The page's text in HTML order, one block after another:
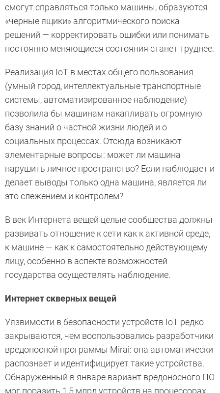
смогут справляться только машины, образуются
«черные ящики» алгоритмического поиска
решений — корректировать ошибки или понимать
постоянно меняющиеся состояния станет труднее.
Реализация IoT в местах общего пользования
(умный город, интеллектуальные транспортные
системы, автоматизированное наблюдение)
позволила бы машинам накапливать огромную
базу знаний о частной жизни людей и о
социальных процессах. Отсюда возникают
элементарные вопросы: может ли машина
нарушить личное пространство? Если наблюдает и
делает выводы только одна машина, является ли
это слежением и контролем?
В век Интернета вещей целые сообщества должны
развивать отношение к сети как к активной среде,
к машине — как к самостоятельно действующему
лицу, особенно в аспекте возможностей
государства осуществлять наблюдение.
Интернет скверных вещей
Уязвимости в безопасности устройств IoT редко
закрываются, чем воспользовались разработчики
вредоносной программы Mirai: она автоматически
распознает и идентифицирует такие устройства.
Обнаруженный в январе вариант вредоносного ПО
мог поразить 1,5 млрд устройств на процессорах